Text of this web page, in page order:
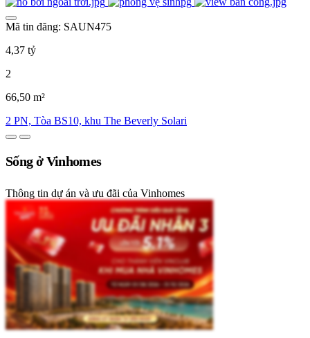
Mã tin đăng: SAUN475
4,37 tỷ
2
66,50 m²
2 PN, Tòa BS10, khu The Beverly Solari
Sống ở Vinhomes
Thông tin dự án và ưu đãi của Vinhomes